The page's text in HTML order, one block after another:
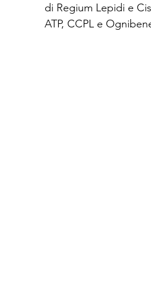
di Regium Lepidi e
ATP, CCPL e